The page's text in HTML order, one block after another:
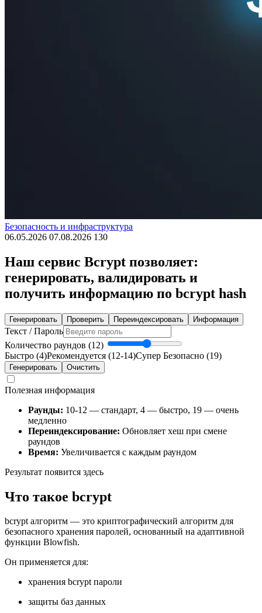
Безопасность и инфраструктура
06.05.2026 07.08.2026 130
Наш сервис Bcrypt позволяет:
генерировать, валидировать и
получить информацию по bcrypt hash
Генерировать Проверить Переиндексировать Информация
Текст / Пароль
Количество раундов (12)
Быстро (4)Рекомендуется (12-14)Супер Безопасно (19)
Генерировать Очистить
Полезная информация
Раунды: 10-12 — стандарт, 4 — быстро, 19 — очень
медленно
Переиндексирование: Обновляет хеш при смене
раундов
Время: Увеличивается с каждым раундом
Результат появится здесь
Что такое bcrypt
bcrypt алгоритм — это криптографический алгоритм для
безопасного хранения паролей, основанный на адаптивной
функции Blowfish.
Он применяется для:
хранения bcrypt пароли
защиты баз данных